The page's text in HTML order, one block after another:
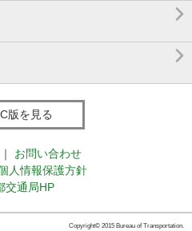


版を見る
｜
お問い合わせ
人情報保護方針
交通局HP
Copyright© 2015 Bureau of Transportation.